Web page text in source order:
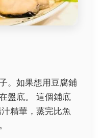
。如果想用豆腐鋪
盤底。 這個鋪底
精華，蒸完比魚